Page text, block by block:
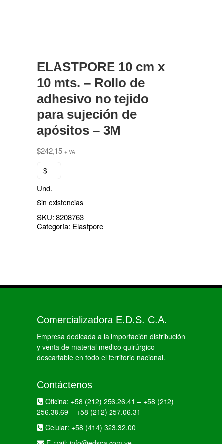
ELASTPORE 10 cm x
10 mts. – Rollo de
adhesivo no tejido
para sujeción de
apósitos – 3M
$242,15 +IVA
$
Und.
Sin existencias
SKU: 8208763
Categoría: Elastpore
Comercializadora E.D.S. C.A.
Empresa dedicada a la importación distribución
y venta de material medico quirúrgico
descartable en todo el territorio nacional.
Contáctenos
Oficina: +58 (212) 256.26.41 – +58 (212)
256.38.69 – +58 (212) 257.06.31
Celular: +58 (414) 323.32.00